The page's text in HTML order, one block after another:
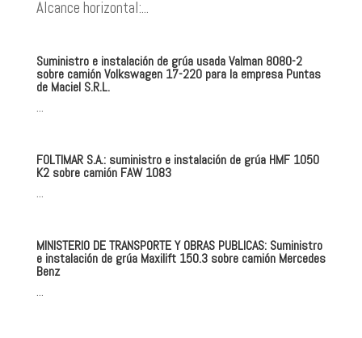
Alcance horizontal:...
Suministro e instalación de grúa usada Valman 8080-2
sobre camión Volkswagen 17-220 para la empresa Puntas
de Maciel S.R.L.
...
FOLTIMAR S.A.: suministro e instalación de grúa HMF 1050
K2 sobre camión FAW 1083
...
MINISTERIO DE TRANSPORTE Y OBRAS PUBLICAS: Suministro
e instalación de grúa Maxilift 150.3 sobre camión Mercedes
Benz
...